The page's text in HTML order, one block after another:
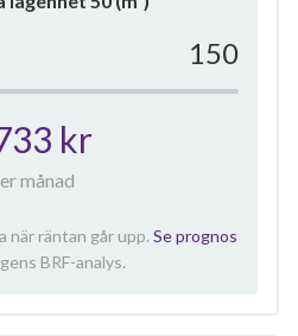
150
kr
månad
när räntan går upp. Se prognos
BRF-analys.